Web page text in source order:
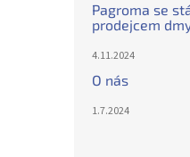
Pagroma se
prodejcem
4.11.2024
O nás
1.7.2024